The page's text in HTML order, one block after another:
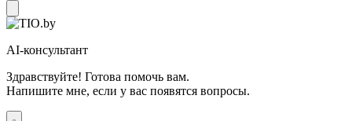
AI-консультант
Здравствуйте! Готова помочь вам.
Напишите мне, если у вас появятся вопросы.